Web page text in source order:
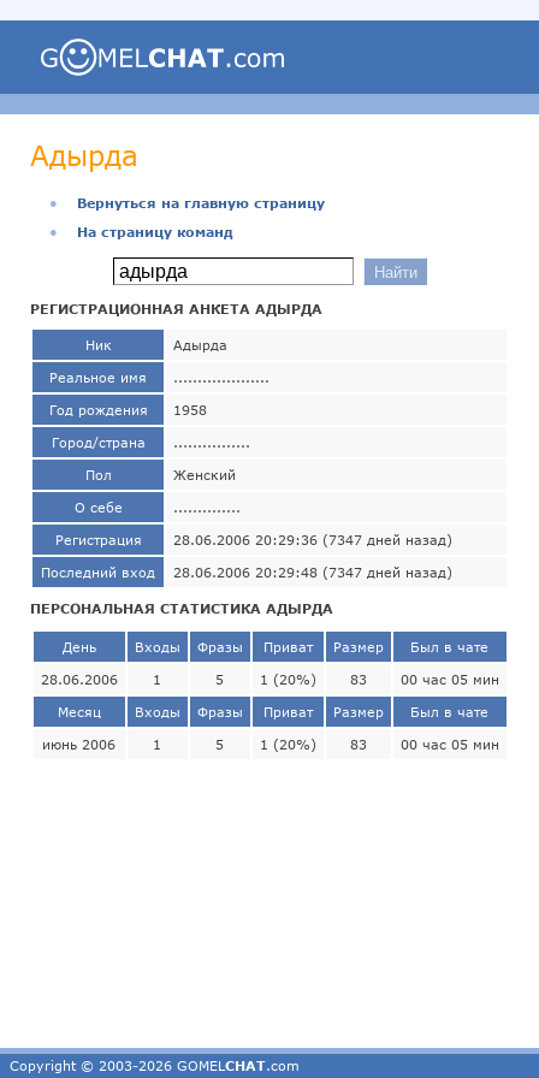
Адырда
●
Вернуться на главную страницу
●
На страницу команд
РЕГИСТРАЦИОННАЯ АНКЕТА АДЫРДА
Ник Адырда
Реальное имя ....................
Год рождения 1958
Город/страна ................
Пол Женский
О себе ..............
Регистрация 28.06.2006 20:29:36 (7347 дней назад)
Последний вход 28.06.2006 20:29:48 (7347 дней назад)
ПЕРСОНАЛЬНАЯ СТАТИСТИКА АДЫРДА
День Входы Фразы Приват Размер Был в чате
28.06.2006 1 5 1 (20%) 83 00 час 05 мин
Месяц Входы Фразы Приват Размер Был в чате
июнь 2006 1 5 1 (20%) 83 00 час 05 мин
Copyright © 2003-2026 GOMEL CHAT.com